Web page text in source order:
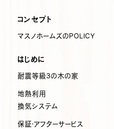
コンセプト
マスノホームズのPOLICY
はじめに
耐震等級3の木の家
地熱利用
換気システム
保証・アフターサービス